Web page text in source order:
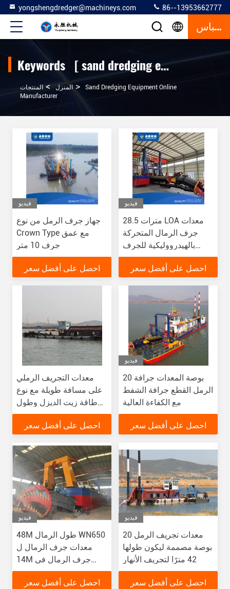
yongshengdredger@machineys.com 86--13953662777
إقتباس
Keywords [ sand dredging equipment ] Match 529 المنتجات
المنزل > المنتجات >
Sand Dredging Equipment Online
Manufacturer
فيديو
جهاز جرف الرمل من نوع
Crown Type مع عمق
جرف 10 متر
احصل على أفضل سعر
فيديو
28.5 مترات LOA معدات
جرف الرمال المتحركة
بالهيدرووليكية للجرف
المخصص
احصل على أفضل سعر
معدات التجريف الرملي
على مسافة طويلة مع نوع
طاقة زيت الديزل وطول
20m Spud
احصل على أفضل سعر
فيديو
20 بوصة المعدات جرافة
الرمل القطع جرافة الشفط
مع الكفاءة العالية
احصل على أفضل سعر
فيديو
48M طول الرمال WN650
معدات جرف الرمال ل
14M جرف الرمال في
النهر YSCSD650
احصل على أفضل سعر
فيديو
معدات تجريف الرمل 20
بوصة مصممة ليكون طولها
42 مترًا لتجريف الأنهار
احصل على أفضل سعر